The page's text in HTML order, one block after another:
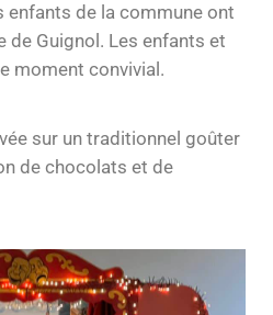
enfants de la commune ont
de Guignol. Les enfants et
moment convivial.
sur un traditionnel goûter
de chocolats et de